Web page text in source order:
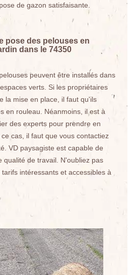
de gazon satisfaisante.
pose des pelouses en
dans le 74350
peuvent être installés dans
verts. Si les propriétaires
la mise en place, il faut qu'ils
en rouleau. Néanmoins, il est à
des experts pour prendre en
cas, il faut que vous contactiez
VD paysagiste est capable de
qualité de travail. N'oubliez pas
intéressants et accessibles à